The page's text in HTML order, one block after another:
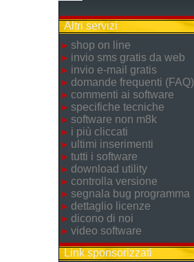
Altri servizi
shop on line
invio sms gratis da web
invio e-mail gratis
domande frequenti (FAQ)
commenti ai software
specifiche tecniche
software non m8k
i più cliccati
ultimi inserimenti
tutti i software
download utility
controlla versione
segnala bug programma
dettaglio licenze
dicono di noi
video software
Link sponsorizzati